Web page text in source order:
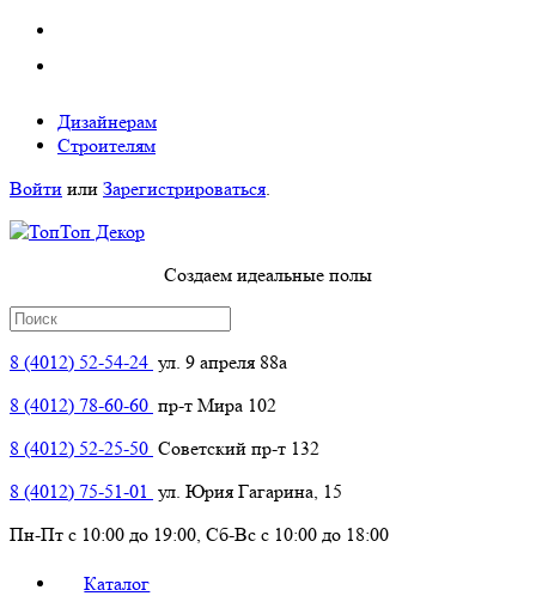
Дизайнерам
Строителям
Войти или Зарегистрироваться.
Создаем идеальные полы
8 (4012) 52-54-24 ул. 9 апреля 88а
8 (4012) 78-60-60 пр-т Мира 102
8 (4012) 52-25-50 Советский пр-т 132
8 (4012) 75-51-01 ул. Юрия Гагарина, 15
Пн-Пт с 10:00 до 19:00, Сб-Вс с 10:00 до 18:00
Каталог